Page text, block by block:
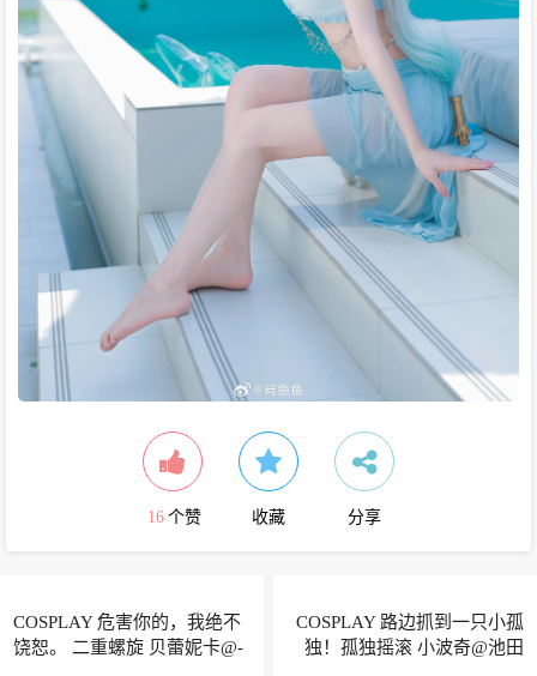
16 个赞 收藏 分享
COSPLAY 危害你的，我绝不
饶恕。 二重螺旋 贝蕾妮卡@-
COSPLAY 路边抓到一只小孤
独！孤独摇滚 小波奇@池田